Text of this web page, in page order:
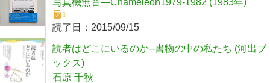
写真機無音―Chameleon1979-1982 (1983年)
1
読了日： 2015/09/15
読者はどこにいるのか--書物の中の私たち (河出ブ
ックス)
石原 千秋